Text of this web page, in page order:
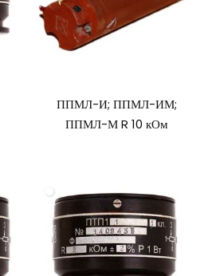
ППМЛ-И; ППМЛ-ИМ;
ППМЛ-М R 10 кОм